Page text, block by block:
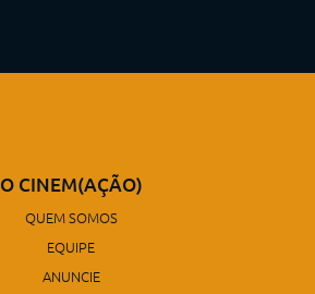
O CINEM(AÇÃO)
QUEM SOMOS
EQUIPE
ANUNCIE